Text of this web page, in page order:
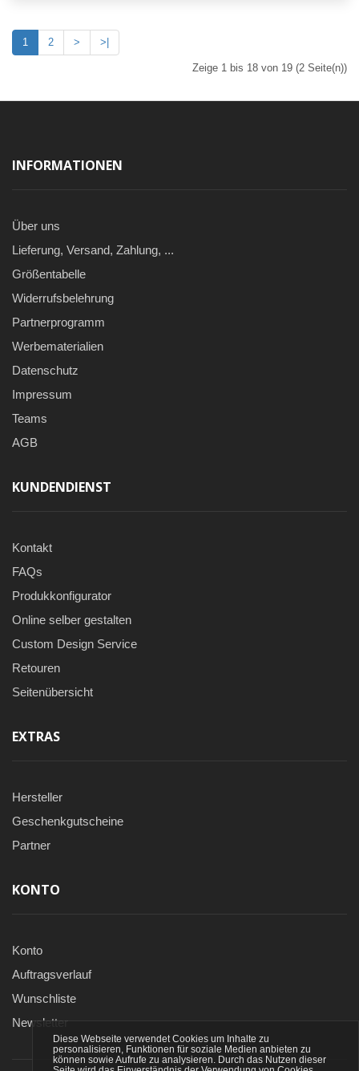
1 2 > >|
Zeige 1 bis 18 von 19 (2 Seite(n))
INFORMATIONEN
Über uns
Lieferung, Versand, Zahlung, ...
Größentabelle
Widerrufsbelehrung
Partnerprogramm
Werbematerialien
Datenschutz
Impressum
Teams
AGB
KUNDENDIENST
Kontakt
FAQs
Produkkonfigurator
Online selber gestalten
Custom Design Service
Retouren
Seitenübersicht
EXTRAS
Hersteller
Geschenkgutscheine
Partner
KONTO
Konto
Auftragsverlauf
Wunschliste
Newsletter
Diese Webseite verwendet Cookies um Inhalte zu
personalisieren, Funktionen für soziale Medien anbieten zu
können sowie Aufrufe zu analysieren. Durch das Nutzen dieser